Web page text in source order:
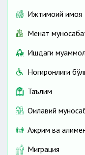
Ижтимоий ҳимоя
Меҳнат
Ишдаги
Ногиронлиги
Таълим
Оилавий
Ажрим ва
Миграция